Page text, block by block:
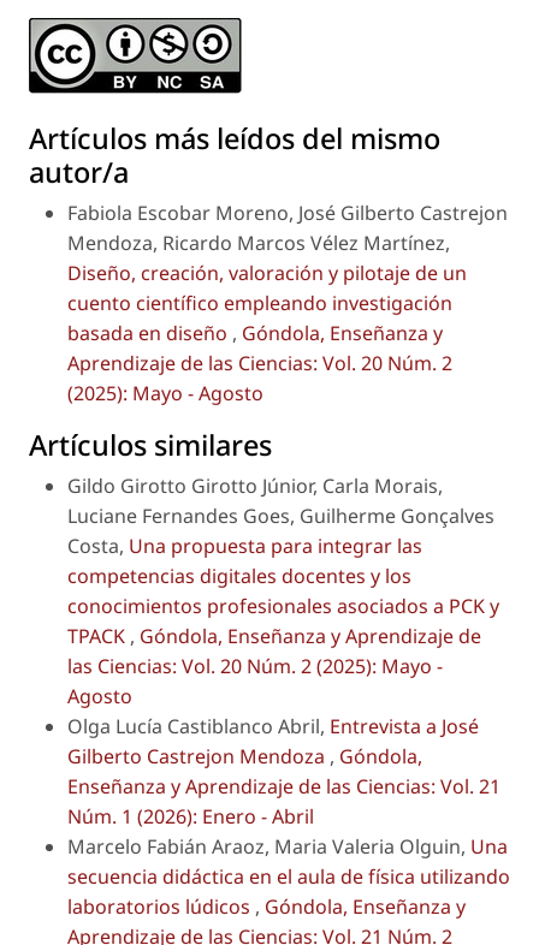
Artículos más leídos del mismo
autor/a
Fabiola Escobar Moreno, José Gilberto Castrejon
Mendoza, Ricardo Marcos Vélez Martínez,
Diseño, creación, valoración y pilotaje de un
cuento científico empleando investigación
basada en diseño , Góndola, Enseñanza y
Aprendizaje de las Ciencias: Vol. 20 Núm. 2
(2025): Mayo - Agosto
Artículos similares
Gildo Girotto Girotto Júnior, Carla Morais,
Luciane Fernandes Goes, Guilherme Gonçalves
Costa, Una propuesta para integrar las
competencias digitales docentes y los
conocimientos profesionales asociados a PCK y
TPACK , Góndola, Enseñanza y Aprendizaje de
las Ciencias: Vol. 20 Núm. 2 (2025): Mayo -
Agosto
Olga Lucía Castiblanco Abril, Entrevista a José
Gilberto Castrejon Mendoza , Góndola,
Enseñanza y Aprendizaje de las Ciencias: Vol. 21
Núm. 1 (2026): Enero - Abril
Marcelo Fabián Araoz, Maria Valeria Olguin, Una
secuencia didáctica en el aula de física utilizando
laboratorios lúdicos , Góndola, Enseñanza y
Aprendizaje de las Ciencias: Vol. 21 Núm. 2